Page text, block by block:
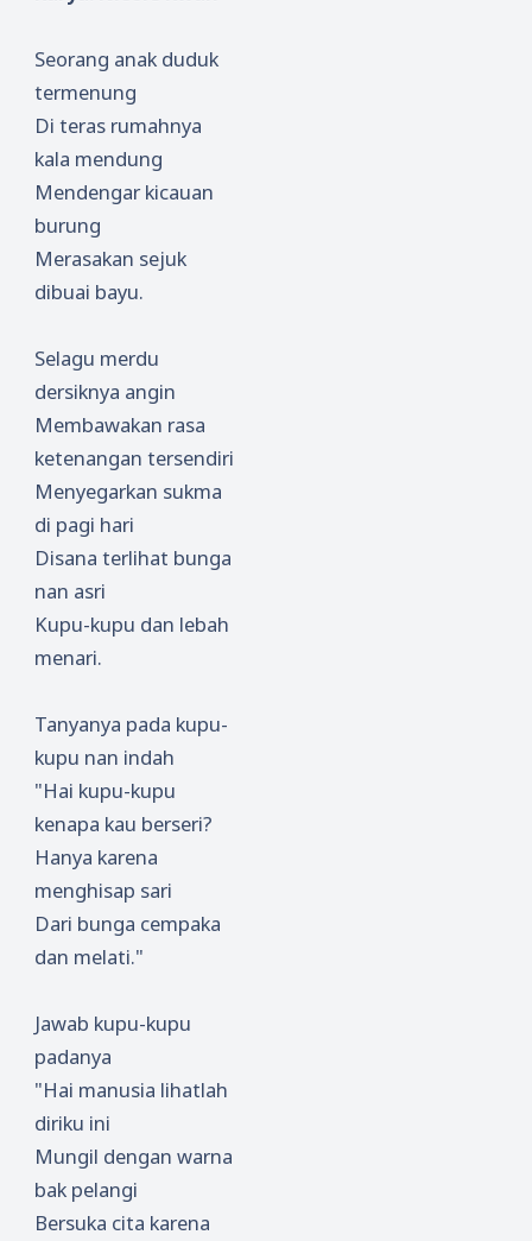
Seorang anak duduk
termenung
Di teras rumahnya
kala mendung
Mendengar kicauan
burung
Merasakan sejuk
dibuai bayu.
Selagu merdu
dersiknya angin
Membawakan rasa
ketenangan tersendiri
Menyegarkan sukma
di pagi hari
Disana terlihat bunga
nan asri
Kupu-kupu dan lebah
menari.
Tanyanya pada kupu-
kupu nan indah
"Hai kupu-kupu
kenapa kau berseri?
Hanya karena
menghisap sari
Dari bunga cempaka
dan melati."
Jawab kupu-kupu
padanya
"Hai manusia lihatlah
diriku ini
Mungil dengan warna
bak pelangi
Bersuka cita karena